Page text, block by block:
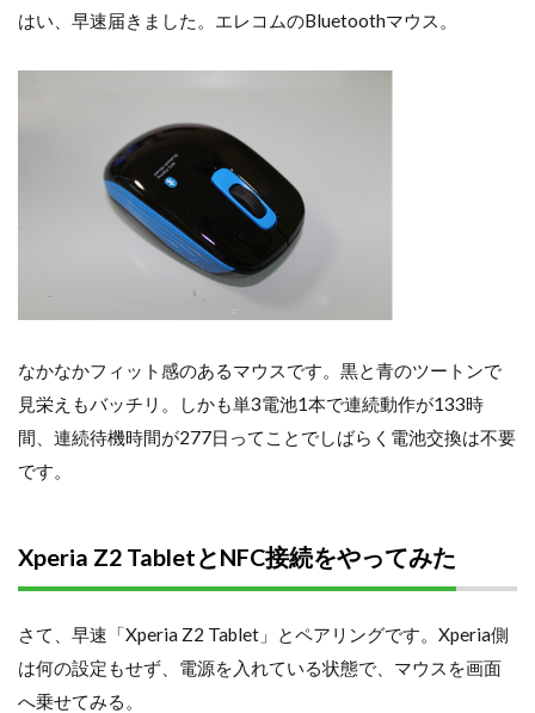
はい、早速届きました。エレコムのBluetoothマウス。
なかなかフィット感のあるマウスです。黒と青のツートンで
見栄えもバッチリ。しかも単3電池1本で連続動作が133時
間、連続待機時間が277日ってことでしばらく電池交換は不要
です。
Xperia Z2 TabletとNFC接続をやってみた
さて、早速「Xperia Z2 Tablet」とペアリングです。Xperia側
は何の設定もせず、電源を入れている状態で、マウスを画面
へ乗せてみる。